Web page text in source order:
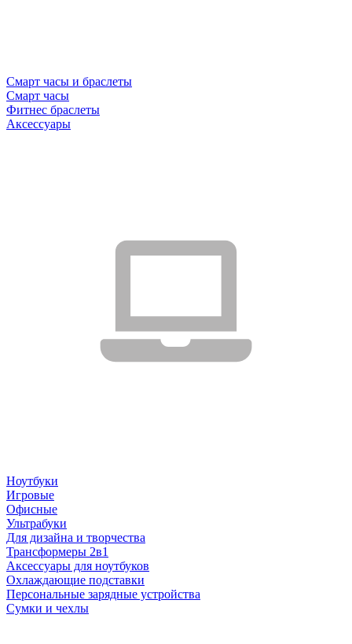
Смарт часы и браслеты
Смарт часы
Фитнес браслеты
Аксессуары
Ноутбуки
Игровые
Офисные
Ультрабуки
Для дизайна и творчества
Трансформеры 2в1
Аксессуары для ноутбуков
Охлаждающие подставки
Персональные зарядные устройства
Сумки и чехлы